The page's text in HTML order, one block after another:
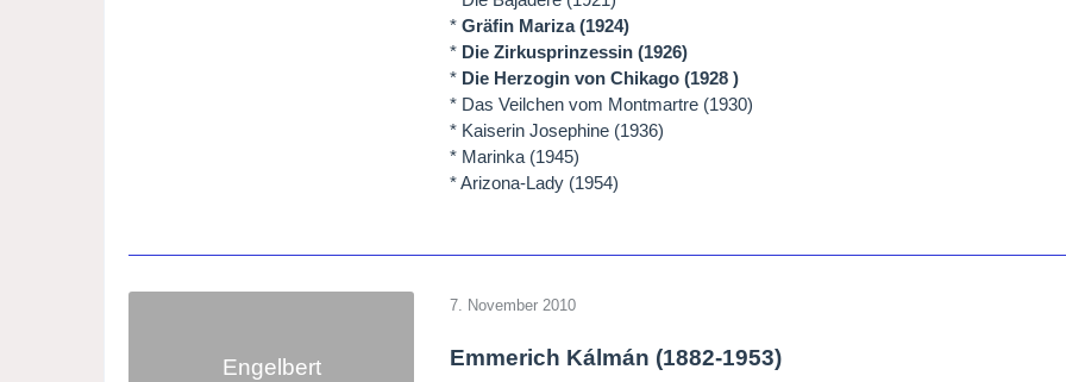
*Gräfin Mariza (1924)
* Die Zirkusprinzessin (1926)
* Die Herzogin von Chikago (1928 )
* Das Veilchen vom Montmartre (1930)
* Kaiserin Josephine (1936)
* Marinka (1945)
* Arizona-Lady (1954)
Engelbert
7. November 2010
Emmerich Kálmán (1882-1953)